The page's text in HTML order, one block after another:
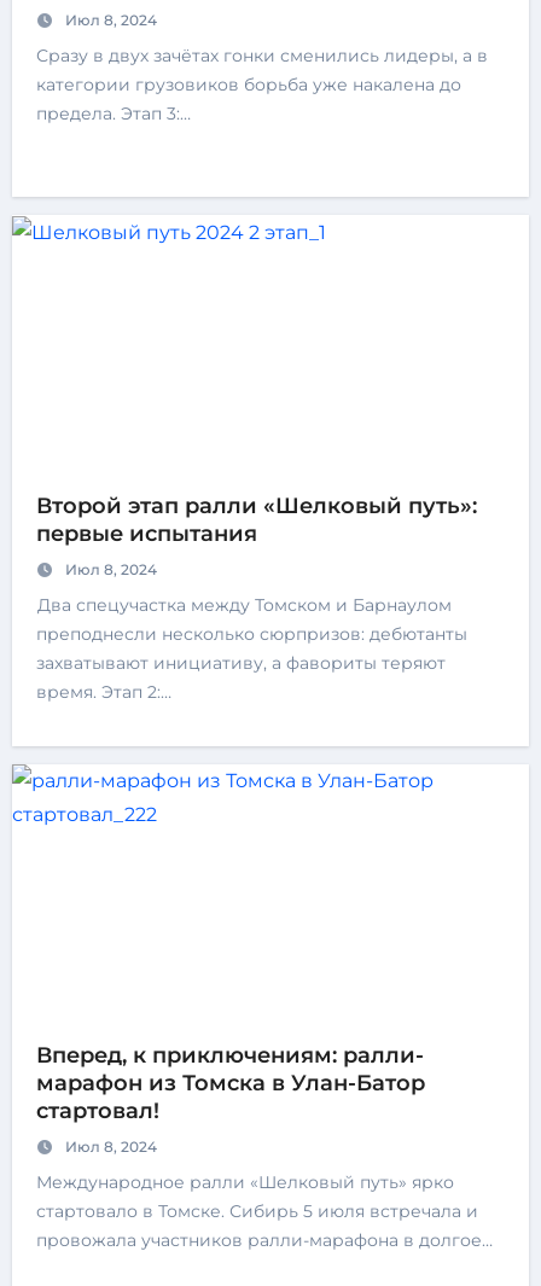
Июл 8, 2024
Сразу в двух зачётах гонки сменились лидеры, а в
категории грузовиков борьба уже накалена до
предела. Этап 3:…
Второй этап ралли «Шелковый путь»:
первые испытания
Июл 8, 2024
Два спецучастка между Томском и Барнаулом
преподнесли несколько сюрпризов: дебютанты
захватывают инициативу, а фавориты теряют
время. Этап 2:…
Вперед, к приключениям: ралли-
марафон из Томска в Улан-Батор
стартовал!
Июл 8, 2024
Международное ралли «Шелковый путь» ярко
стартовало в Томске. Сибирь 5 июля встречала и
провожала участников ралли-марафона в долгое…